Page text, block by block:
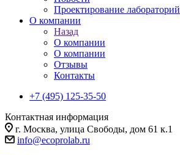
Проектирование лабораторий
О компании
Назад
О компании
О компании
Отзывы
Контакты
+7 (495) 125-35-50
Контактная информация
г. Москва, улица Свободы, дом 61 к.1
info@ecoprolab.ru